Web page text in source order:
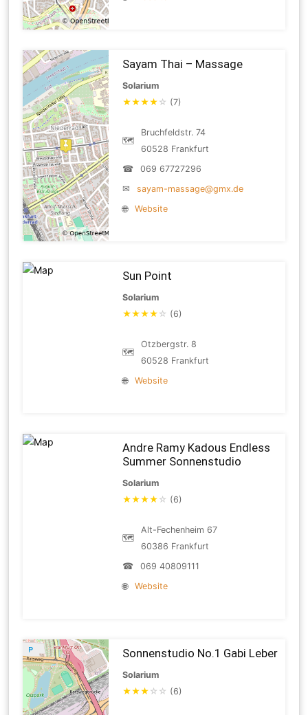
Sayam Thai – Massage
Solarium
★★★★ ☆ (7)
🗺
Bruchfeldstr. 74
60528 Frankfurt
☎
069 67727296
✉
sayam-massage@gmx.de
🌐
Website
Sun Point
Solarium
★★★★ ☆ (6)
🗺
Otzbergstr. 8
60528 Frankfurt
🌐
Website
Andre Ramy Kadous Endless
Summer Sonnenstudio
Solarium
★★★★ ☆ (6)
🗺
Alt-Fechenheim 67
60386 Frankfurt
☎
069 40809111
🌐
Website
Sonnenstudio No.1 Gabi Leber
Solarium
★★★ ☆ ☆ (6)